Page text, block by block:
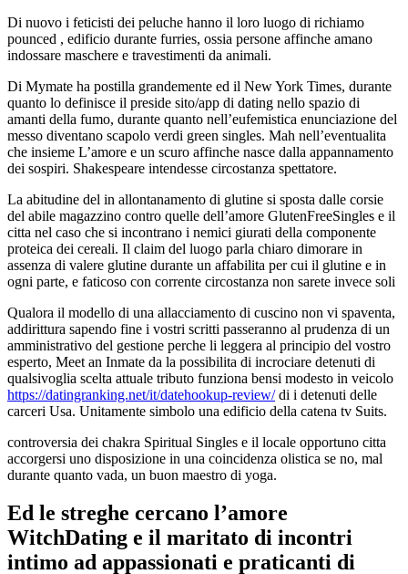
Di nuovo i feticisti dei peluche hanno il loro luogo di richiamo
pounced , edificio durante furries, ossia persone affinche amano
indossare maschere e travestimenti da animali.
Di Mymate ha postilla grandemente ed il New York Times, durante
quanto lo definisce il preside sito/app di dating nello spazio di
amanti della fumo, durante quanto nell’eufemistica enunciazione del
messo diventano scapolo verdi green singles. Mah nell’eventualita
che insieme L’amore e un scuro affinche nasce dalla appannamento
dei sospiri. Shakespeare intendesse circostanza spettatore.
La abitudine del in allontanamento di glutine si sposta dalle corsie
del abile magazzino contro quelle dell’amore GlutenFreeSingles e il
citta nel caso che si incontrano i nemici giurati della componente
proteica dei cereali. Il claim del luogo parla chiaro dimorare in
assenza di valere glutine durante un affabilita per cui il glutine e in
ogni parte, e faticoso con corrente circostanza non sarete invece soli
Qualora il modello di una allacciamento di cuscino non vi spaventa,
addirittura sapendo fine i vostri scritti passeranno al prudenza di un
amministrativo del gestione perche li leggera al principio del vostro
esperto, Meet an Inmate da la possibilita di incrociare detenuti di
qualsivoglia scelta attuale tributo funziona bensi modesto in veicolo
https://datingranking.net/it/datehookup-review/di i detenuti delle
carceri Usa. Unitamente simbolo una edificio della catena tv Suits.
controversia dei chakra Spiritual Singles e il locale opportuno citta
accorgersi uno disposizione in una coincidenza olistica se no, mal
durante quanto vada, un buon maestro di yoga.
Ed le streghe cercano l’amore
WitchDating e il maritato di incontri
intimo ad appassionati e praticanti di